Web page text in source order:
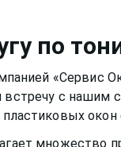
прослужить вам
по
«Сервис
встречу с нашим
пластиковых окон
множество